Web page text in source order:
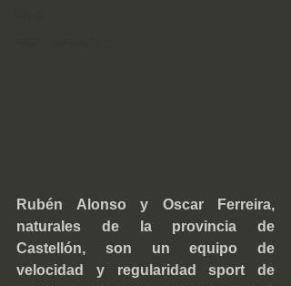
Rubén Alonso y Oscar Ferreira,
naturales de la provincia de
Castellón, son un equipo de
velocidad y regularidad sport de